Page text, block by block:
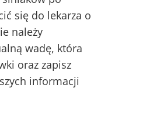
się do lekarza o
należy
wadę, która
oraz zapisz
informacji